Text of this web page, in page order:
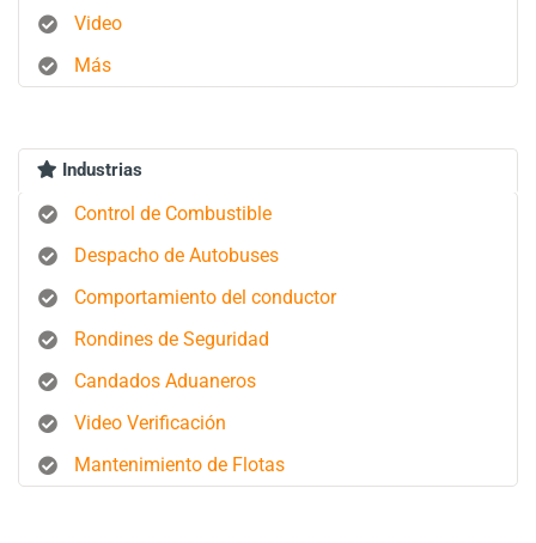
Video
Más
Industrias
Control de Combustible
Despacho de Autobuses
Comportamiento del conductor
Rondines de Seguridad
Candados Aduaneros
Video Verificación
Mantenimiento de Flotas